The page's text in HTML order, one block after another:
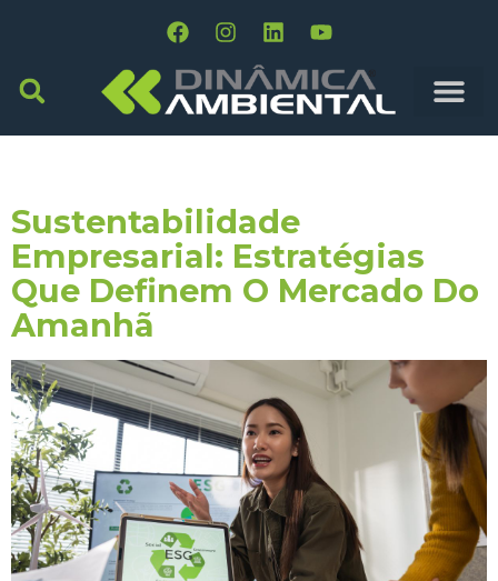
Sustentabilidade
Empresarial: Estratégias
Que Definem O Mercado Do
Amanhã